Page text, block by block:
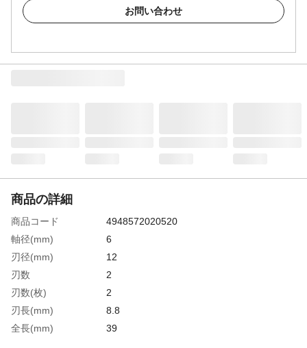
お問い合わせ
商品の詳細
商品コード
4948572020520
軸径(mm)
6
刃径(mm)
12
刃数
2
刃数(枚)
2
刃長(mm)
8.8
全長(mm)
39